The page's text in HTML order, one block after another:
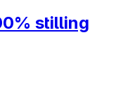
stilling